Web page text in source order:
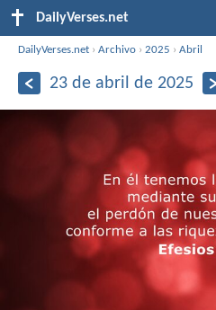
DailyVerses.net
DailyVerses.net ›Archivo ›2025 ›Abril
23 de abril de 2025